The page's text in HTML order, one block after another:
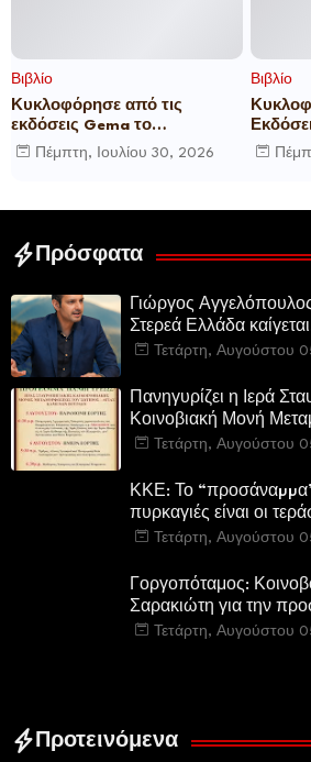
Βιβλίο
Κυκλοφόρησε από τις
εκδόσεις Gema το
μυθιστόρημα του γνωστού
δημοσιογράφου Γεώργιου Θ.
Πέμπτη, Ιουλίου 30, 2026
Βιβλίο
Πρόσφατα
Γιώργος
Στερεά Ελλάδα
Περιφερειακή Αρχή
Τετάρτη, Αυγούστου
Πανηγυρίζει η Ιερά
Κοινοβιακή Μονή
Σωτήρος Καμενων
Τετάρτη, Αυγούστου
ΚΚΕ: Το “προσάναµµα”
πυρκαγιές είναι οι
µέσα και προσωπικό
Τετάρτη, Αυγούστου
Γοργοπόταμος:
Σαρακιώτη για την
εμβληματικού φυσικού
Τετάρτη, Αυγούστου
Προτεινόμενα